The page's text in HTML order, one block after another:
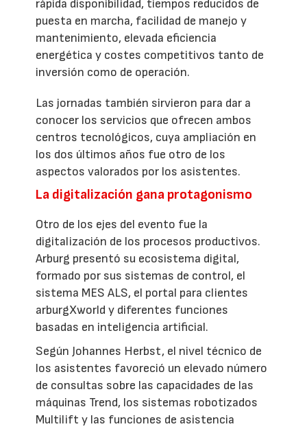
rápida disponibilidad, tiempos reducidos de
puesta en marcha, facilidad de manejo y
mantenimiento, elevada eficiencia
energética y costes competitivos tanto de
inversión como de operación.
Las jornadas también sirvieron para dar a
conocer los servicios que ofrecen ambos
centros tecnológicos, cuya ampliación en
los dos últimos años fue otro de los
aspectos valorados por los asistentes.
La digitalización gana protagonismo
Otro de los ejes del evento fue la
digitalización de los procesos productivos.
Arburg presentó su ecosistema digital,
formado por sus sistemas de control, el
sistema MES ALS, el portal para clientes
arburgXworld y diferentes funciones
basadas en inteligencia artificial.
Según Johannes Herbst, el nivel técnico de
los asistentes favoreció un elevado número
de consultas sobre las capacidades de las
máquinas Trend, los sistemas robotizados
Multilift y las funciones de asistencia